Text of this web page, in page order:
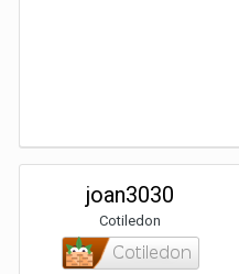
joan3030
Cotiledon